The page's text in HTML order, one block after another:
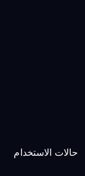
حالات الاستخدام